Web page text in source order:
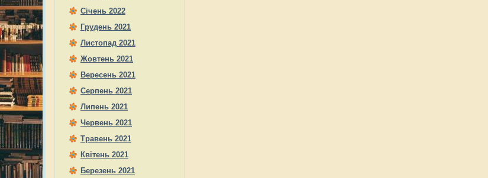
Січень 2022
Грудень 2021
Листопад 2021
Жовтень 2021
Вересень 2021
Серпень 2021
Липень 2021
Червень 2021
Травень 2021
Квітень 2021
Березень 2021